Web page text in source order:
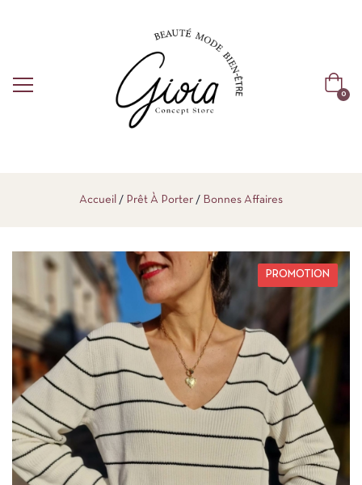
0
Accueil Prêt À Porter Bonnes Affaires
PROMOTION